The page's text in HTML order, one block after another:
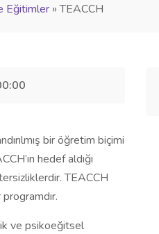
Eğitimler»TEACCH
bir öğretim biçimi
hedef aldığı
TEACCH
ve psikoeğitsel